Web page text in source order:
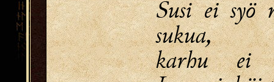
Susi ei syö
sukua,
karhu ei